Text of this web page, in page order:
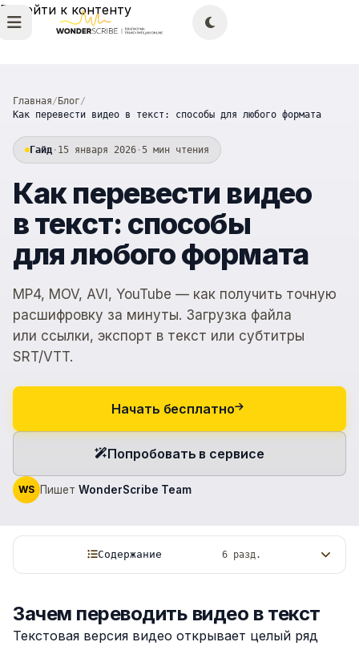
Перейти к контенту
Главная/ Блог/
Как перевести видео в текст: способы для любого формата
Гайд · 15 января 2026 ·5 мин чтения
Как перевести видео
в текст: способы
для любого формата
MP4, MOV, AVI, YouTube — как получить точную
расшифровку за минуты. Загрузка файла
или ссылки, экспорт в текст или субтитры
SRT/VTT.
Начать бесплатно
Попробовать в сервисе
WS Пишет WonderScribe Team
Содержание 6 разд.
Зачем переводить видео в текст
Текстовая версия видео открывает целый ряд